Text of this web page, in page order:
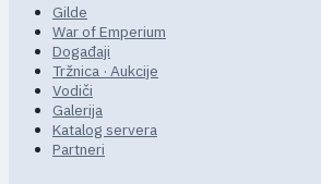
Gilde
War of Emperium
Događaji
Tržnica · Aukcije
Vodiči
Galerija
Katalog servera
Partneri